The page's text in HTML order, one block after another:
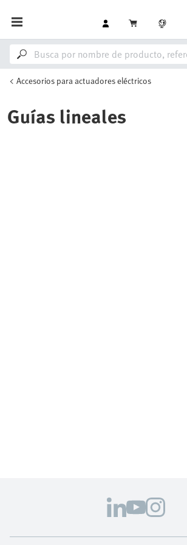
Accesorios para actuadores eléctricos
Guías lineales